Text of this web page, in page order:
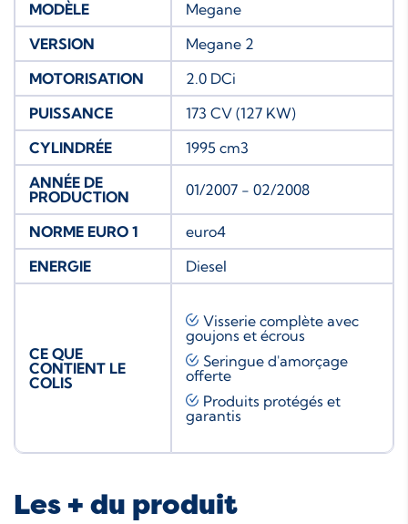
MODÈLE
Megane
VERSION
Megane 2
MOTORISATION
2.0 DCi
PUISSANCE
173 CV (127 KW)
CYLINDRÉE
1995 cm3
ANNÉE DE
PRODUCTION
01/2007 - 02/2008
NORME EURO 1
euro4
ENERGIE
Diesel
CE QUE
CONTIENT LE
COLIS
Visserie complète avec
goujons et écrous
Seringue d'amorçage
offerte
Produits protégés et
garantis
Les + du produit